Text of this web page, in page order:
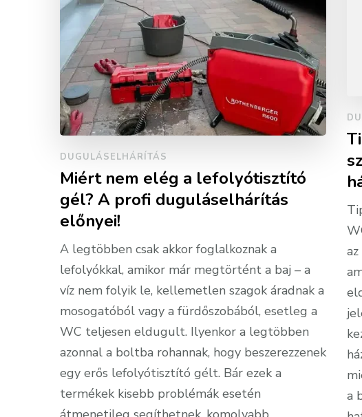
DUGULÁSELHÁRÍTÁS
Miért nem elég a lefolyótisztító
gél? A profi duguláselhárítás
előnyei!
A legtöbben csak akkor foglalkoznak a
lefolyókkal, amikor már megtörtént a baj – a
víz nem folyik le, kellemetlen szagok áradnak a
mosogatóból vagy a fürdőszobából, esetleg a
WC teljesen eldugult. Ilyenkor a legtöbben
azonnal a boltba rohannak, hogy beszerezzenek
egy erős lefolyótisztító gélt. Bár ezek a
termékek kisebb problémák esetén
a